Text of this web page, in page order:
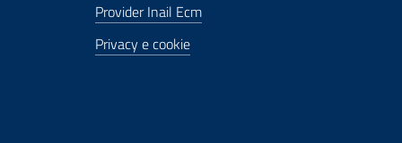
Provider Inail Ecm
Privacy e cookie